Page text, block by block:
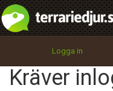
Logga in
Kräver
integritetspolicy
Namn:
Epost:
Begär nytt lösenord